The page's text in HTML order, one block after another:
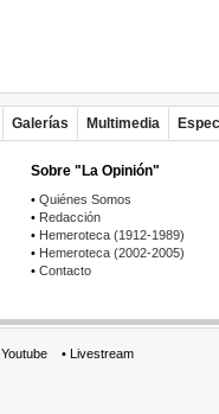
Galerías Multimedia
Sobre "La Opinión"
• Quiénes Somos
• Redacción
• Hemeroteca (1912-1989)
• Hemeroteca (2002-2005)
• Contacto
Youtube • Livestream